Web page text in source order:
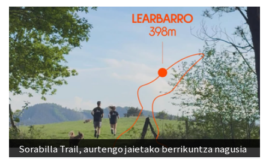
Sorabilla Trail, aurtengo jaietako berrikuntza nagusia